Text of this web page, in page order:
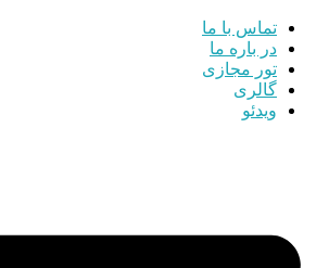
تماس با ما
در باره ما
تور مجازی
گالری
ویدئو